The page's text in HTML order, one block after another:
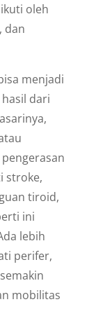
oleh
dan
menjadi
dari
stroke,
tiroid,
ini
lebih
perifer,
mobilitas